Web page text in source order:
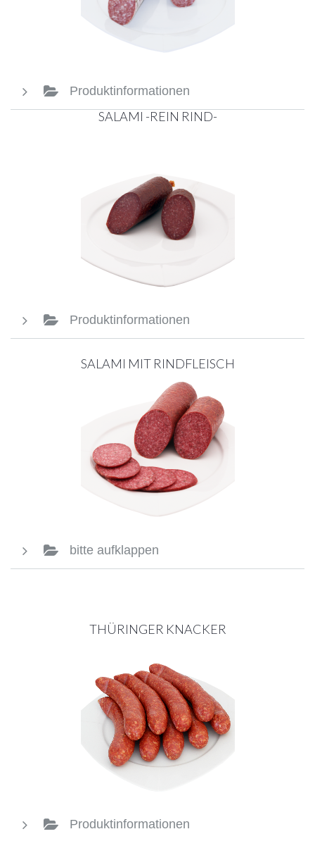
Produktinformationen
SALAMI -REIN RIND-
Produktinformationen
SALAMI MIT RINDFLEISCH
bitte aufklappen
THÜRINGER KNACKER
Produktinformationen